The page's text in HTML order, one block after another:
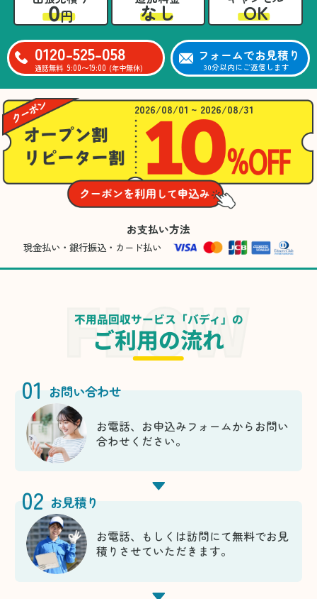
0円 なし OK
0120-525-058
通話無料 9:00〜19:00 (年中無休)
フォームでお見積り
30分以内にご返信します
2026/08/01 ~ 2026/08/31
お支払い方法
現金払い・銀行振込・カード払い
不用品回収サービス「バディ」の
ご利用の流れ
01 お問い合わせ
お電話、お申込みフォームからお問い
合わせください。
02 お見積り
お電話、もしくは訪問にて無料でお見
積りさせていただきます。